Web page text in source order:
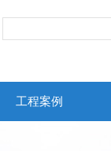
工程案例